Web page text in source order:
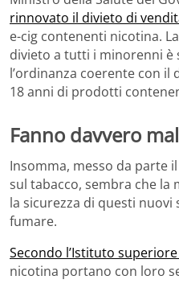
rinnovato il divieto di
e-cig contenenti nicotina.
divieto a tutti i minorenni
l’ordinanza coerente con
18 anni di prodotti
Fanno davvero
Insomma, messo da parte
sul tabacco, sembra che la
la sicurezza di questi
fumare.
Secondo l’Istituto
nicotina portano con loro